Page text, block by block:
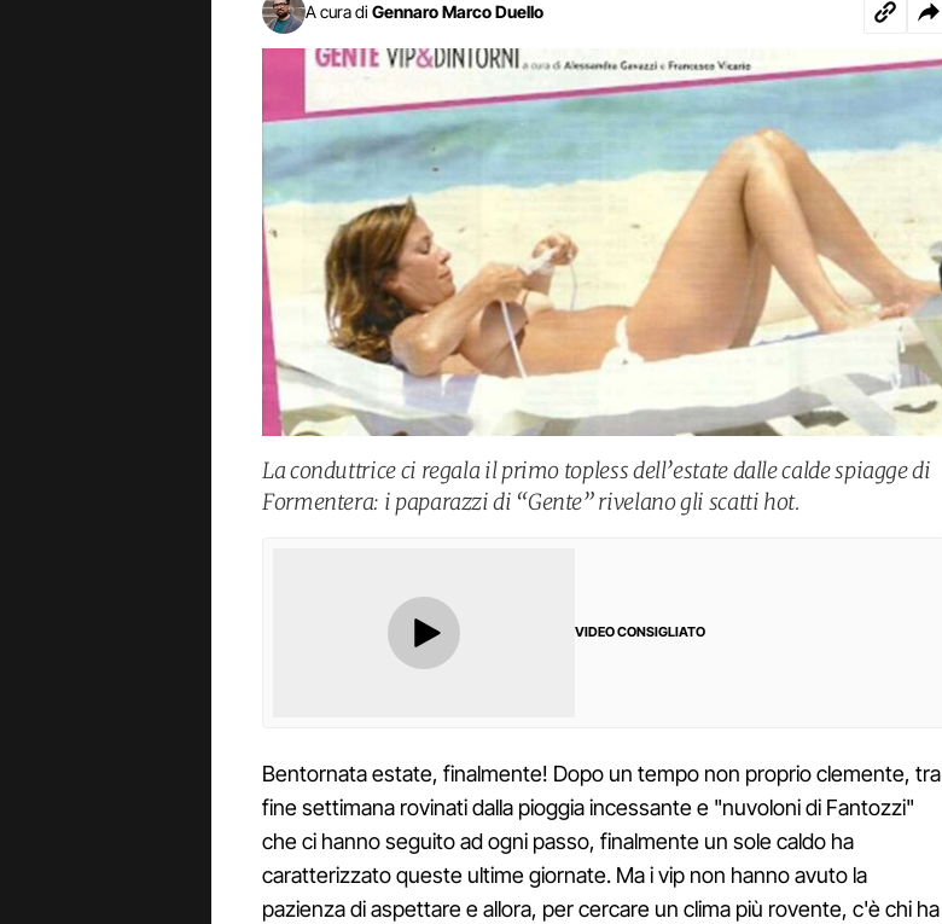
A cura di Gennaro Marco Duello
La conduttrice ci regala il primo topless dell’estate dalle calde spiagge di
Formentera: i paparazzi di “Gente” rivelano gli scatti hot.
VIDEO CONSIGLIATO
Bentornata estate, finalmente! Dopo un tempo non proprio clemente, tra
fine settimana rovinati dalla pioggia incessante e "nuvoloni di Fantozzi"
che ci hanno seguito ad ogni passo, finalmente un sole caldo ha
caratterizzato queste ultime giornate. Ma i vip non hanno avuto la
pazienza di aspettare e allora, per cercare un clima più rovente, c'è chi ha